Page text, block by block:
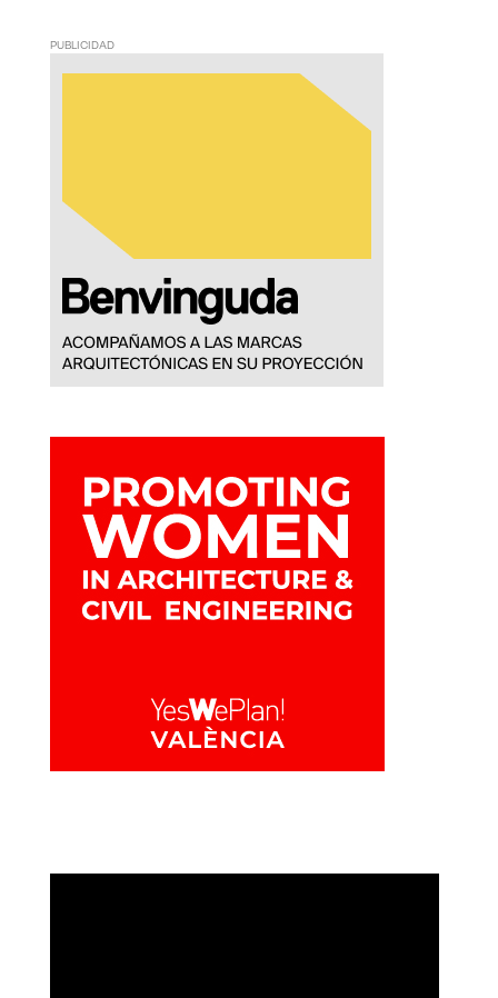
PUBLICIDAD